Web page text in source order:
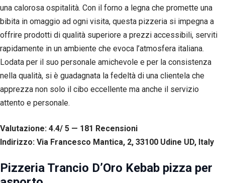
una calorosa ospitalità. Con il forno a legna che promette una
bibita in omaggio ad ogni visita, questa pizzeria si impegna a
offrire prodotti di qualità superiore a prezzi accessibili, serviti
rapidamente in un ambiente che evoca l’atmosfera italiana.
Lodata per il suo personale amichevole e per la consistenza
nella qualità, si è guadagnata la fedeltà di una clientela che
apprezza non solo il cibo eccellente ma anche il servizio
attento e personale.
Valutazione: 4.4/ 5 — 181 Recensioni
Indirizzo: Via Francesco Mantica, 2, 33100 Udine UD, Italy
Pizzeria Trancio D’Oro Kebab pizza per